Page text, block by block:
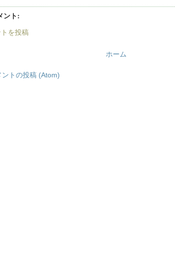
ント:
を投稿
ホーム
ントの投稿 (Atom)